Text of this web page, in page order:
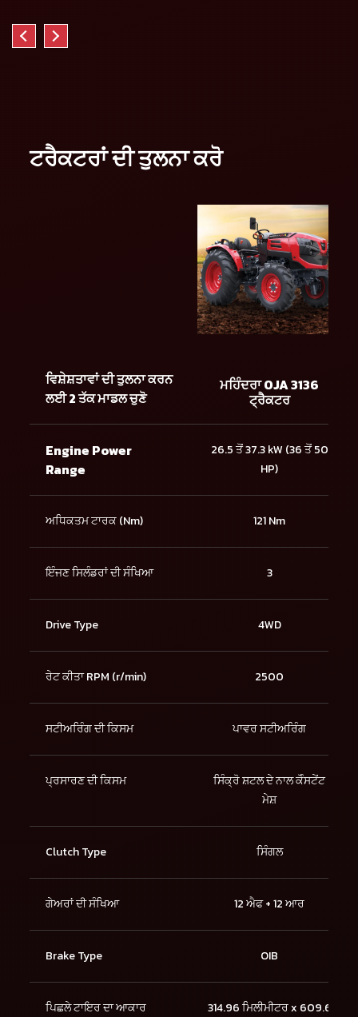
ਟਰੈਕਟਰਾਂ ਦੀ ਤੁਲਨਾ ਕਰੋ
ਵਿਸ਼ੇਸ਼ਤਾਵਾਂ ਦੀ ਤੁਲਨਾ ਕਰਨ
ਲਈ 2 ਤੱਕ ਮਾਡਲ ਚੁਣੋ
ਮਹਿੰਦਰਾ OJA 3136
ਟ੍ਰੈਕਟਰ
Engine Power
Range
26.5 ਤੋਂ 37.3 kW (36 ਤੋਂ 50
HP)
ਅਧਿਕਤਮ ਟਾਰਕ (Nm) 121 Nm
ਇੰਜਣ ਸਿਲੰਡਰਾਂ ਦੀ ਸੰਖਿਆ 3
Drive Type 4WD
ਰੇਟ ਕੀਤਾ RPM (r/min) 2500
ਸਟੀਅਰਿੰਗ ਦੀ ਕਿਸਮ ਪਾਵਰ ਸਟੀਅਰਿੰਗ
ਪ੍ਰਸਾਰਣ ਦੀ ਕਿਸਮ
ਸਿੰਕ੍ਰੋ ਸ਼ਟਲ ਦੇ ਨਾਲ ਕੋੰਸਟੇਂਟ
ਮੇਸ਼
Clutch Type ਸਿੰਗਲ
ਗੇਅਰਾਂ ਦੀ ਸੰਖਿਆ 12 ਐਫ + 12 ਆਰ
Brake Type OIB
ਪਿਛਲੇ ਟਾਇਰ ਦਾ ਆਕਾਰ
314.96 ਮਿਲੀਮੀਟਰ x 609.6